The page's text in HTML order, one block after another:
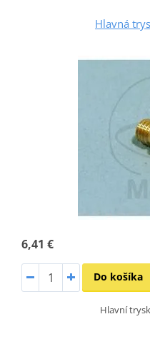
Hlavná
6,41 €
Do košíka
Hlavní